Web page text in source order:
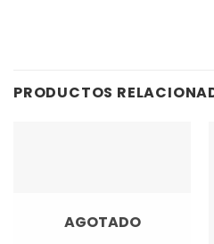
PRODUCTOS
AGOTADO